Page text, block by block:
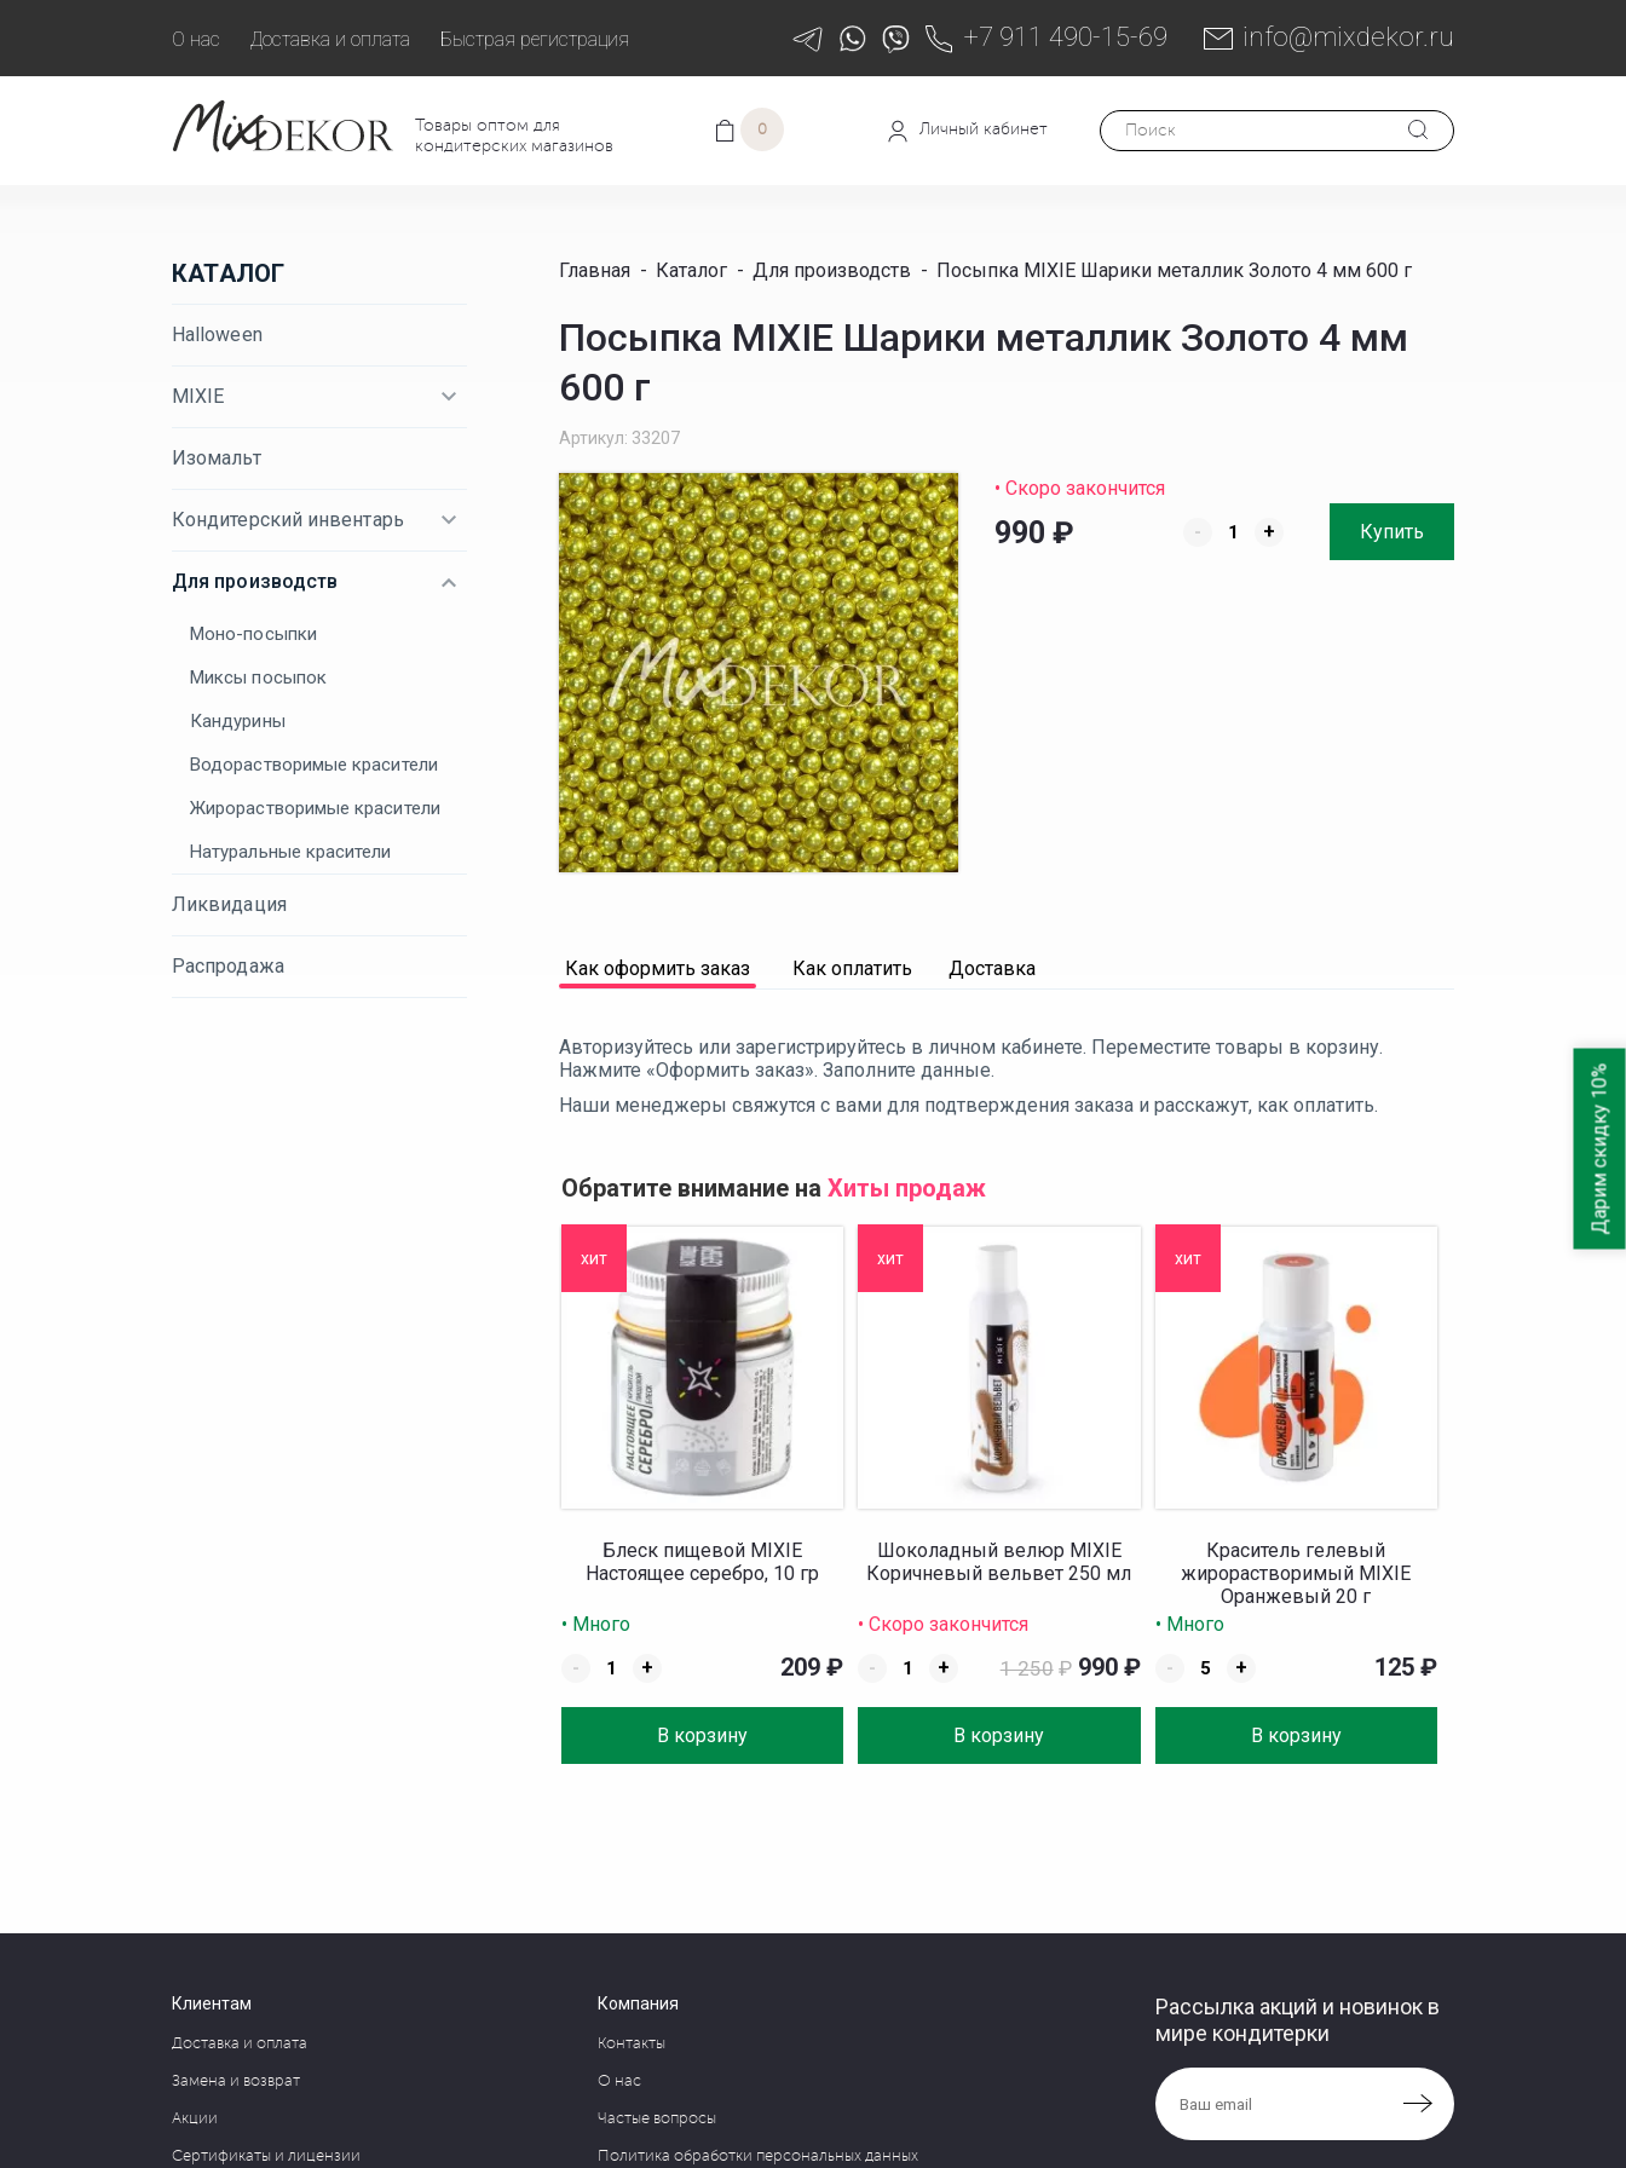
О нас Доставка и оплата Быстрая регистрация +7 911 490-15-69 info@mixdekor.ru
Товары оптом для
кондитерских магазинов
0 Личный кабинет
КАТАЛОГ
Halloween
MIXIE
Изомальт
Кондитерский инвентарь
Для производств
Моно-посыпки
Миксы посыпок
Кандурины
Водорастворимые красители
Жирорастворимые красители
Натуральные красители
Ликвидация
Распродажа
Главная - Каталог - Для производств - Посыпка MIXIE Шарики металлик Золото 4 мм 600 г
Посыпка MIXIE Шарики металлик Золото 4 мм
600 г
Артикул: 33207
• Скоро закончится
990 ₽ - + Купить
Как оформить заказ Как оплатить Доставка
Авторизуйтесь или зарегистрируйтесь в личном кабинете. Переместите товары в корзину.
Нажмите «Оформить заказ». Заполните данные.
Наши менеджеры свяжутся с вами для подтверждения заказа и расскажут, как оплатить.
Обратите внимание на Хиты продаж
хит
Блеск пищевой MIXIE
Настоящее серебро, 10 гр
• Много
-
+
В корзину
209₽
хит
Шоколадный велюр MIXIE
Коричневый вельвет 250 мл
• Скоро закончится
-
+
В корзину
1 250 ₽ 990 ₽
хит
Краситель гелевый
жирорастворимый MIXIE
Оранжевый 20 г
• Много
-
+
В корзину
125 ₽
Клиентам
Доставка и оплата
Замена и возврат
Акции
Сертификаты и лицензии
Компания
Контакты
О нас
Частые вопросы
Политика обработки персональных данных
Рассылка акций и новинок в
мире кондитерки
Дарим скидку 10%